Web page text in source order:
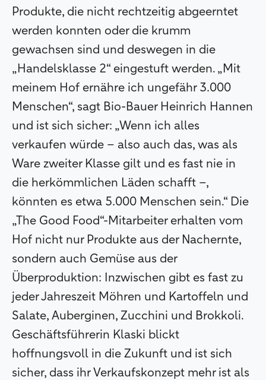
Produkte, die nicht rechtzeitig abgeerntet
werden konnten oder die krumm
gewachsen sind und deswegen in die
„Handelsklasse 2“ eingestuft werden. „Mit
meinem Hof ernähre ich ungefähr 3.000
Menschen“, sagt Bio-Bauer Heinrich Hannen
und ist sich sicher: „Wenn ich alles
verkaufen würde – also auch das, was als
Ware zweiter Klasse gilt und es fast nie in
die herkömmlichen Läden schafft –,
könnten es etwa 5.000 Menschen sein.“ Die
„The Good Food“-Mitarbeiter erhalten vom
Hof nicht nur Produkte aus der Nachernte,
sondern auch Gemüse aus der
Überproduktion: Inzwischen gibt es fast zu
jeder Jahreszeit Möhren und Kartoffeln und
Salate, Auberginen, Zucchini und Brokkoli.
Geschäftsführerin Klaski blickt
hoffnungsvoll in die Zukunft und ist sich
sicher, dass ihr Verkaufskonzept mehr ist als